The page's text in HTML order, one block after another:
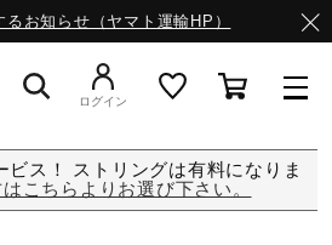
お知らせ（ヤマト運輸HP）
ログイン
ビス！ ストリングは有料になりま
こちらよりお選び下さい。